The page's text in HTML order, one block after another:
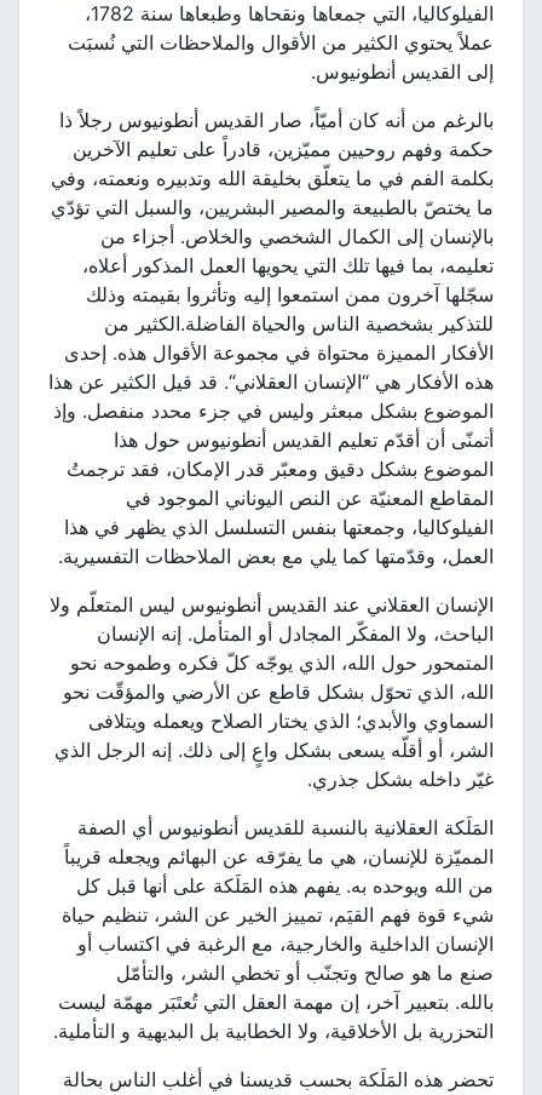
الفيلوكاليا، التي جمعاها ونقحاها وطبعاها سنة 1782،
عملاً يحتوي الكثير من الأقوال والملاحظات التي نُسبَت
إلى القديس أنطونيوس.
بالرغم من أنه كان أميّاً، صار القديس أنطونيوس رجلاً ذا
حكمة وفهم روحيين مميّزين، قادراً على تعليم الآخرين
بكلمة الفم في ما يتعلّق بخليقة الله وتدبيره ونعمته، وفي
ما يختصّ بالطبيعة والمصير البشريين، والسبل التي تؤدّي
بالإنسان إلى الكمال الشخصي والخلاص. أجزاء من
تعليمه، بما فيها تلك التي يحويها العمل المذكور أعلاه،
سجّلها آخرون ممن استمعوا إليه وتأثروا بقيمته وذلك
للتذكير بشخصية الناس والحياة الفاضلة.الكثير من
الأفكار المميزة محتواة في مجموعة الأقوال هذه. إحدى
هذه الأفكار هي “الإنسان العقلاني“. قد قيل الكثير عن هذا
الموضوع بشكل مبعثر وليس في جزء محدد منفصل. وإذ
أتمنّى أن أقدّم تعليم القديس أنطونيوس حول هذا
الموضوع بشكل دقيق ومعبّر قدر الإمكان، فقد ترجمتُ
المقاطع المعنيّة عن النص اليوناني الموجود في
الفيلوكاليا، وجمعتها بنفس التسلسل الذي يظهر في هذا
العمل، وقدّمتها كما يلي مع بعض الملاحظات التفسيرية.
الإنسان العقلاني عند القديس أنطونيوس ليس المتعلّم ولا
الباحث، ولا المفكّر المجادل أو المتأمل. إنه الإنسان
المتمحور حول الله، الذي يوجّه كلّ فكره وطموحه نحو
الله، الذي تحوّل بشكل قاطع عن الأرضي والمؤقّت نحو
السماوي والأبدي؛ الذي يختار الصلاح ويعمله ويتلافى
الشر، أو أقلّه يسعى بشكل واعٍ إلى ذلك. إنه الرجل الذي
غيّر داخله بشكل جذري.
المَلَكة العقلانية بالنسبة للقديس أنطونيوس أي الصفة
المميّزة للإنسان، هي ما يفرّقه عن البهائم ويجعله قريباً
من الله ويوحده به. يفهم هذه المَلَكة على أنها قبل كل
شيء قوة فهم القيَم، تمييز الخير عن الشر، تنظيم حياة
الإنسان الداخلية والخارجية، مع الرغبة في اكتساب أو
صنع ما هو صالح وتجنّب أو تخطي الشر، والتأمّل
بالله. بتعبير آخر، إن مهمة العقل التي تُعتَبَر مهمّة ليست
التحزرية بل الأخلاقية، ولا الخطابية بل البديهية و التأملية.
تحضر هذه المَلَكة بحسب قديسنا في أغلب الناس بحالة